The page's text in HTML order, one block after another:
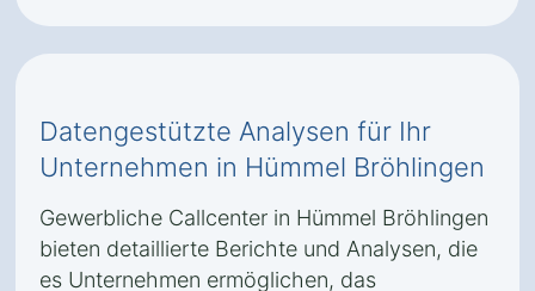
Datengestützte Analysen für Ihr
Unternehmen in Hümmel Bröhlingen
Gewerbliche Callcenter in Hümmel Bröhlingen
bieten detaillierte Berichte und Analysen, die
es Unternehmen ermöglichen, das